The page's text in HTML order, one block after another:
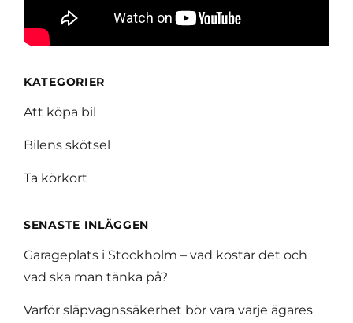
KATEGORIER
Att köpa bil
Bilens skötsel
Ta körkort
SENASTE INLÄGGEN
Garageplats i Stockholm – vad kostar det och
vad ska man tänka på?
Varför släpvagnssäkerhet bör vara varje ägares